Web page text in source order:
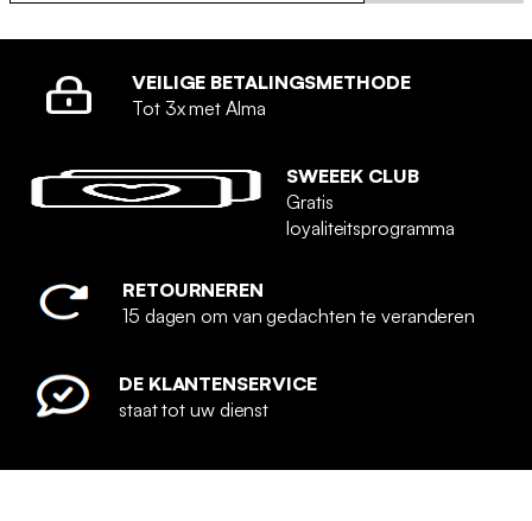
VEILIGE BETALINGSMETHODE
Tot 3x met Alma
SWEEEK CLUB
Gratis
loyaliteitsprogramma
RETOURNEREN
15 dagen om van gedachten te veranderen
DE KLANTENSERVICE
staat tot uw dienst